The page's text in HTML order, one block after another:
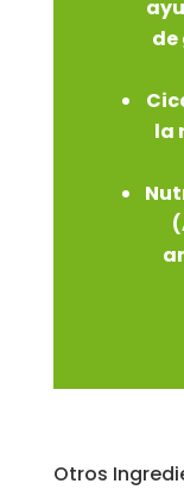
de
la
Otros